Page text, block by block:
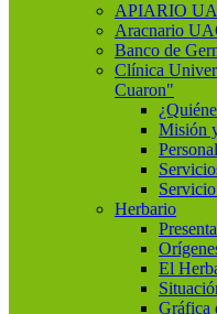
APIARIO
Aracnario
Banco de
Clínica
Cuaron"
Misión
Personal
Herbario
El
Gráfica